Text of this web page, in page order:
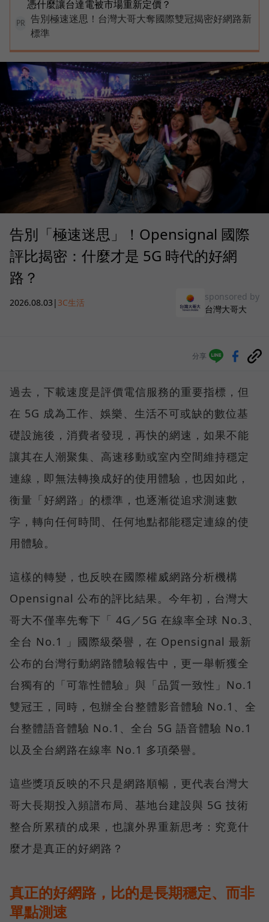
憑什麼讓台達電被市場重新定價？
PR
告別極速迷思！台灣大哥大奪國際雙冠揭密好網路新
標準
告別「極速迷思」！Opensignal 國際
評比揭密：什麼才是 5G 時代的好網
路？
2026.08.03 | 3C生活
sponsored by
台灣大哥大
分享
過去，下載速度是評價電信服務的重要指標，但
在 5G 成為工作、娛樂、生活不可或缺的數位基
礎設施後，消費者發現，再快的網速，如果不能
讓其在人潮聚集、高速移動或室內空間維持穩定
連線，即無法轉換成好的使用體驗，也因如此，
衡量「好網路」的標準，也逐漸從追求測速數
字，轉向任何時間、任何地點都能穩定連線的使
用體驗。
這樣的轉變，也反映在國際權威網路分析機構
Opensignal 公布的評比結果。今年初，台灣大
哥大不僅率先奪下「 4G／5G 在線率全球 No.3、
全台 No.1 」國際級榮譽，在 Opensignal 最新
公布的台灣行動網路體驗報告中，更一舉斬獲全
台獨有的「可靠性體驗」與「品質一致性」No.1
雙冠王，同時，包辦全台整體影音體驗 No.1、全
台整體語音體驗 No.1、全台 5G 語音體驗 No.1
以及全台網路在線率 No.1 多項榮譽。
這些獎項反映的不只是網路順暢，更代表台灣大
哥大長期投入頻譜布局、基地台建設與 5G 技術
整合所累積的成果，也讓外界重新思考：究竟什
麼才是真正的好網路？
真正的好網路，比的是長期穩定、而非
單點測速